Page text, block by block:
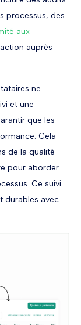
processus, des
aux
auprès
ne
et une
que les
Cela
de la qualité
pour aborder
Ce suivi
durables avec